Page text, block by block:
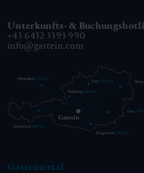
Unterkunfts- &
+43 6432 3393 990
info@gastein.com
Gasteinertal